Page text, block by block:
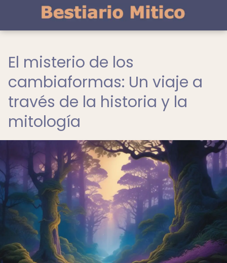
El misterio de los
cambiaformas: Un viaje a
través de la historia y la
mitología